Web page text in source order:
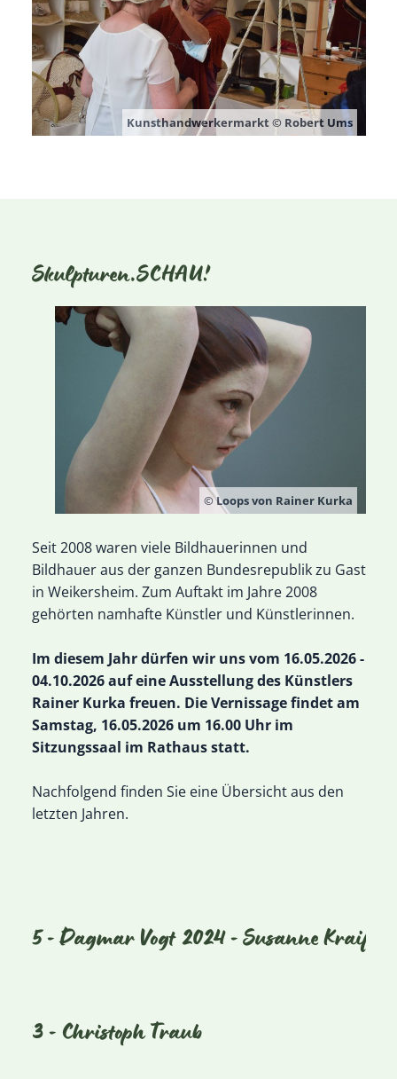
Kunsthandwerkermarkt © Robert Ums
Skulpturen.SCHAU!
© Loops von Rainer Kurka
Seit 2008 waren viele Bildhauerinnen und
Bildhauer aus der ganzen Bundesrepublik zu Gast
in Weikersheim. Zum Auftakt im Jahre 2008
gehörten namhafte Künstler und Künstlerinnen.
Im diesem Jahr dürfen wir uns vom 16.05.2026 -
04.10.2026 auf eine Ausstellung des Künstlers
Rainer Kurka freuen. Die Vernissage findet am
Samstag, 16.05.2026 um 16.00 Uhr im
Sitzungssaal im Rathaus statt.
Nachfolgend finden Sie eine Übersicht aus den
letzten Jahren.
2025 - Dagmar Vogt 2024 - Susanne Kraißer
2023 - Christoph Traub